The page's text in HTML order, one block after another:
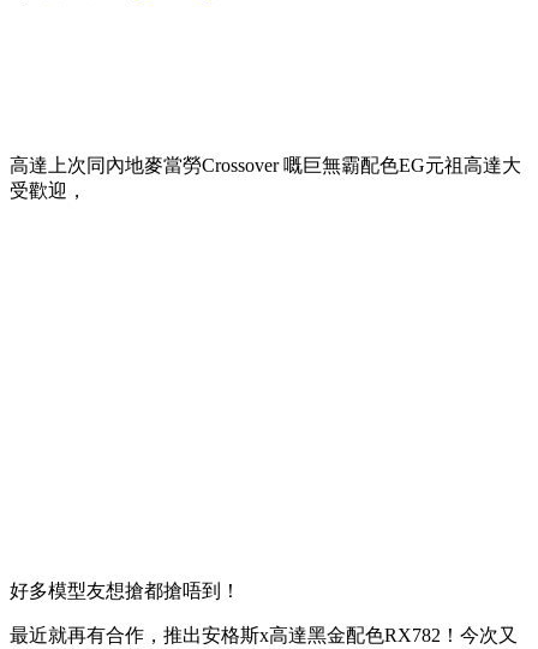
高達上次同內地麥當勞Crossover 嘅巨無霸配色EG元祖高達大
受歡迎，
好多模型友想搶都搶唔到！
最近就再有合作，推出安格斯x高達黑金配色RX782！今次又